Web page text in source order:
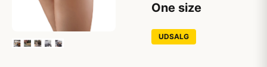
One size
UDSALG